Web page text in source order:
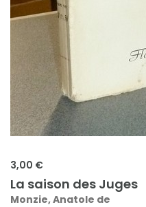
3,00 €
La saison des Juges
Monzie, Anatole de